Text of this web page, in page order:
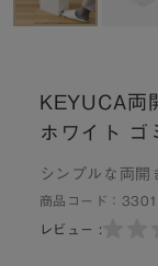
KEYUCA両
ホワイト ゴ
シンプルな両開
商品コード：
レビュー :